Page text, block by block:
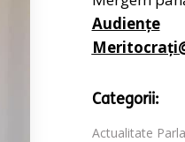
Audiențe
Categorii:
Actualitate